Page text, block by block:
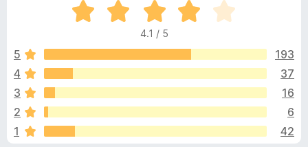
라
우
저
부
기
능
E
y
e
5
점
점
4
1
4.1 / 5
5
193
4
37
3
16
2
6
1
42